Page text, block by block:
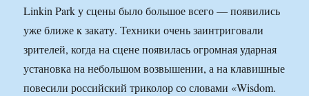
Linkin Park у сцены было большое всего — появились
уже ближе к закату. Техники очень заинтриговали
зрителей, когда на сцене появилась огромная ударная
установка на небольшом возвышении, а на клавишные
повесили российский триколор со словами «Wisdom.